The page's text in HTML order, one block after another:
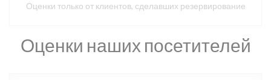
Оценки наших посетителей
Оценки только от клиентов, сделавших резервирование